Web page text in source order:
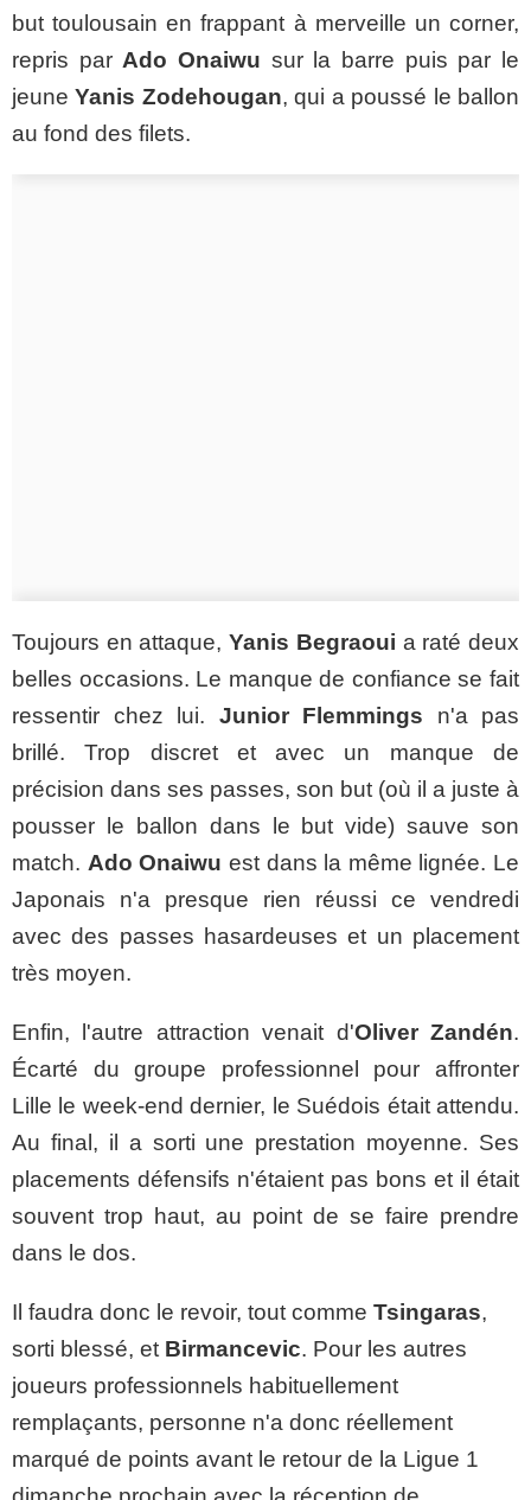
but toulousain en frappant à merveille un corner,
repris par Ado Onaiwu sur la barre puis par le
jeuneYanis Zodehougan, qui a poussé le ballon
au fond des filets.
Toujours en attaque,Yanis Begraoui a raté deux
belles occasions. Le manque de confiance se fait
ressentir chez lui. Junior Flemmings n'a pas
brillé. Trop discret et avec un manque de
précision dans ses passes, son but (où il a juste à
pousser le ballon dans le but vide) sauve son
match. Ado Onaiwu est dans la même lignée. Le
Japonais n'a presque rien réussi ce vendredi
avec des passes hasardeuses et un placement
très moyen.
Enfin, l'autre attraction venait d'Oliver Zandén.
Écarté du groupe professionnel pour affronter
Lille le week-end dernier, le Suédois était attendu.
Au final, il a sorti une prestation moyenne. Ses
placements défensifs n'étaient pas bons et il était
souvent trop haut, au point de se faire prendre
dans le dos.
Il faudra donc le revoir, tout comme Tsingaras,
sorti blessé, et Birmancevic. Pour les autres
joueurs professionnels habituellement
remplaçants, personne n'a donc réellement
marqué de points avant le retour de la Ligue 1